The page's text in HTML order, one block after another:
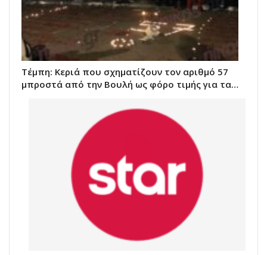
Τέμπη: Κεριά που σχηματίζουν τον αριθμό 57
μπροστά από την Βουλή ως φόρο τιμής για τα…